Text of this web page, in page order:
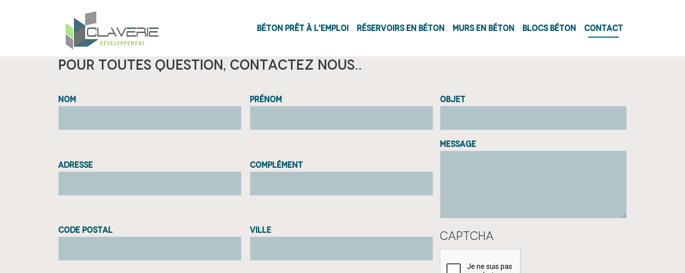
Navigation principale
Béton prêt à l'emploi Réservoirs en béton Murs en béton Blocs béton Contact
Pour toutes question, contactez nous..
Nom Prénom
Adresse Complément
Code postal Ville
Objet
Message
CAPTCHA